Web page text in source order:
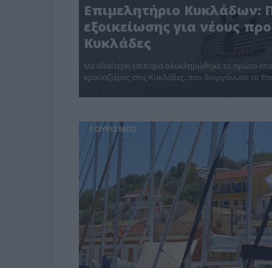
Επιμελητήριο Κυκλάδων:
εξοικείωσης για νέους
Κυκλάδες
Με ιδιαίτερη επιτυχία ολοκληρώθηκε το πρώτο
κρουαζιέρας στις Κυκλάδες, που διοργάνωσε το
ΤΟΥΡΙΣΜΟΣ